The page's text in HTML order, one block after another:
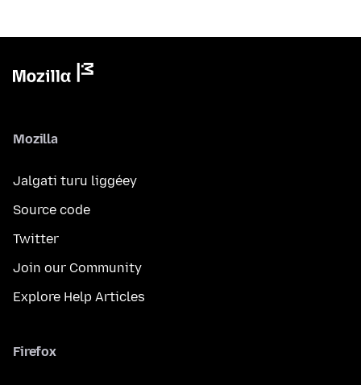
Mozilla
Jalgati turu liggéey
Source code
Twitter
Join our Community
Explore Help Articles
Firefox